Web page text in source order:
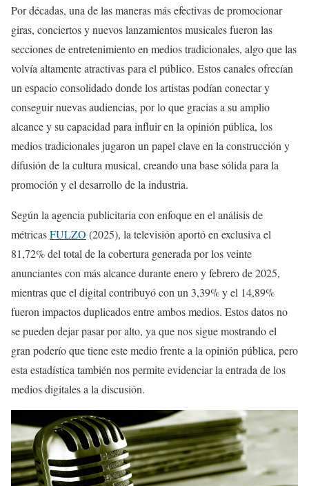
Por décadas, una de las maneras más efectivas de promocionar
giras, conciertos y nuevos lanzamientos musicales fueron las
secciones de entretenimiento en medios tradicionales, algo que las
volvía altamente atractivas para el público. Estos canales ofrecían
un espacio consolidado donde los artistas podían conectar y
conseguir nuevas audiencias, por lo que gracias a su amplio
alcance y su capacidad para influir en la opinión pública, los
medios tradicionales jugaron un papel clave en la construcción y
difusión de la cultura musical, creando una base sólida para la
promoción y el desarrollo de la industria.
Según la agencia publicitaria con enfoque en el análisis de
métricasFULZO (2025), la televisión aportó en exclusiva el
81,72% del total de la cobertura generada por los veinte
anunciantes con más alcance durante enero y febrero de 2025,
mientras que el digital contribuyó con un 3,39% y el 14,89%
fueron impactos duplicados entre ambos medios. Estos datos no
se pueden dejar pasar por alto, ya que nos sigue mostrando el
gran poderío que tiene este medio frente a la opinión pública, pero
esta estadística también nos permite evidenciar la entrada de los
medios digitales a la discusión.